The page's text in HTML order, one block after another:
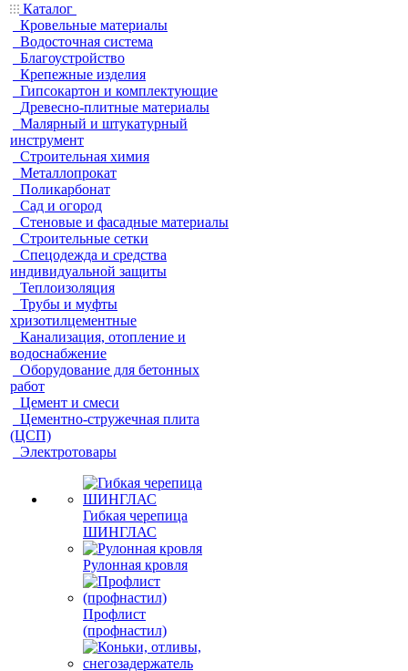
Каталог
Кровельные материалы
Водосточная система
Благоустройство
Крепежные изделия
Гипсокартон и комплектующие
Древесно-плитные материалы
Малярный и штукатурный
инструмент
Строительная химия
Металлопрокат
Поликарбонат
Сад и огород
Стеновые и фасадные материалы
Строительные сетки
Спецодежда и средства
индивидуальной защиты
Теплоизоляция
Трубы и муфты
хризотилцементные
Канализация, отопление и
водоснабжение
Оборудование для бетонных
работ
Цемент и смеси
Цементно-стружечная плита
(ЦСП)
Электротовары
Гибкая черепица
ШИНГЛАС
Рулонная кровля
Профлист
(профнастил)